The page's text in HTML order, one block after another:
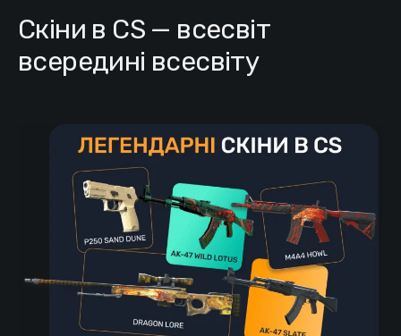
Скіни в CS — всесвіт
всередині всесвіту